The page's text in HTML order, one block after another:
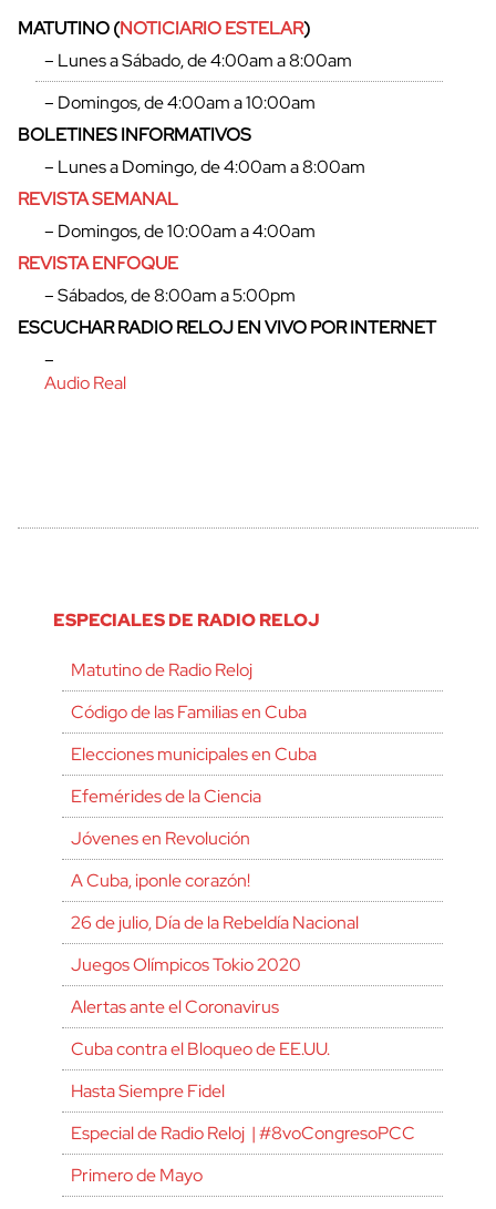
cerrar
MATUTINO (NOTICIARIO ESTELAR)
– Lunes a Sábado, de 4:00am a 8:00am
– Domingos, de 4:00am a 10:00am
BOLETINES INFORMATIVOS
– Lunes a Domingo, de 4:00am a 8:00am
REVISTA SEMANAL
– Domingos, de 10:00am a 4:00am
REVISTA ENFOQUE
– Sábados, de 8:00am a 5:00pm
ESCUCHAR RADIO RELOJ EN VIVO POR INTERNET
–
Audio Real
ESPECIALES DE RADIO RELOJ
Matutino de Radio Reloj
Código de las Familias en Cuba
Elecciones municipales en Cuba
Efemérides de la Ciencia
Jóvenes en Revolución
A Cuba, ¡ponle corazón!
26 de julio, Día de la Rebeldía Nacional
Juegos Olímpicos Tokio 2020
Alertas ante el Coronavirus
Cuba contra el Bloqueo de EE.UU.
Hasta Siempre Fidel
Especial de Radio Reloj | #8voCongresoPCC
Primero de Mayo